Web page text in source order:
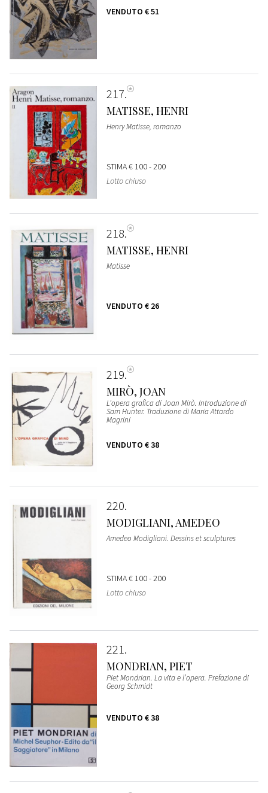
VENDUTO € 51
217
MATISSE, HENRI
Henry Matisse, romanzo
STIMA€ 100 - 200
Lotto chiuso
218
MATISSE, HENRI
Matisse
VENDUTO € 26
219
MIRÒ, JOAN
L’opera grafica di Joan Mirò. Introduzione di
Sam Hunter. Traduzione di Maria Attardo
Magrini
VENDUTO € 38
220
MODIGLIANI, AMEDEO
Amedeo Modigliani. Dessins et sculptures
STIMA€ 100 - 200
Lotto chiuso
221
MONDRIAN, PIET
Piet Mondrian. La vita e l’opera. Prefazione di
Georg Schmidt
VENDUTO € 38